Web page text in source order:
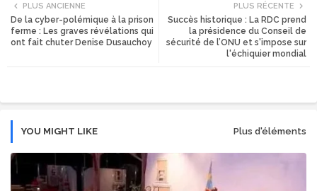
tte ats
PLUS RÉCENTE
Succès historique : La RDC prend
la présidence du Conseil de
sécurité de l’ONU et s'impose sur
l'échiquier mondial
PLUS ANCIENNE
De la cyber-polémique à la prison
ferme : Les graves révélations qui
ont fait chuter Denise Dusauchoy
YOU MIGHT LIKE Plus d'éléments